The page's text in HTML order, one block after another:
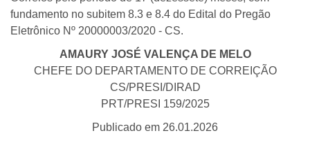
fundamento no subitem 8.3 e 8.4 do Edital do Pregão
Eletrônico Nº 20000003/2020 - CS.
AMAURY JOSÉ VALENÇA DE MELO
CHEFE DO DEPARTAMENTO DE CORREIÇÃO
CS/PRESI/DIRAD
PRT/PRESI 159/2025
Publicado em 26.01.2026